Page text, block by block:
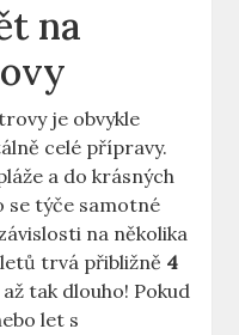
na
je obvykle
celé přípravy.
a do krásných
týče samotné
na několika
trvá přibližně 4
tak dlouho! Pokud
let s